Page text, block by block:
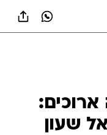
ארוכים:
שעון